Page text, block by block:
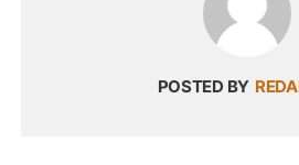
POSTED BY